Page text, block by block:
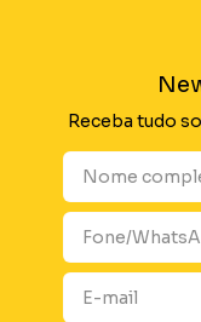
Receba tudo